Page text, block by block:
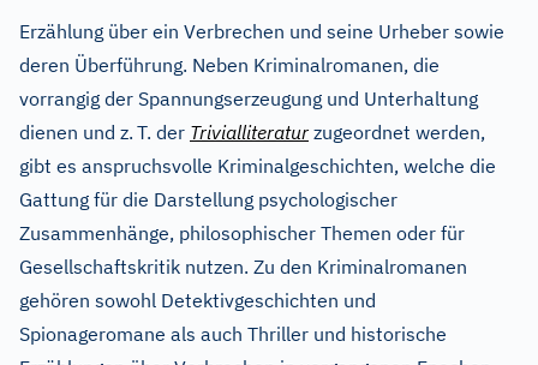
Erzählung über ein Verbrechen und seine Urheber sowie
deren Überführung. Neben Kriminalromanen, die
vorrangig der Spannungserzeugung und Unterhaltung
dienen und z. T. der Trivialliteratur zugeordnet werden,
gibt es anspruchsvolle Kriminalgeschichten, welche die
Gattung für die Darstellung psychologischer
Zusammenhänge, philosophischer Themen oder für
Gesellschaftskritik nutzen. Zu den Kriminalromanen
gehören sowohl Detektivgeschichten und
Spionageromane als auch Thriller und historische